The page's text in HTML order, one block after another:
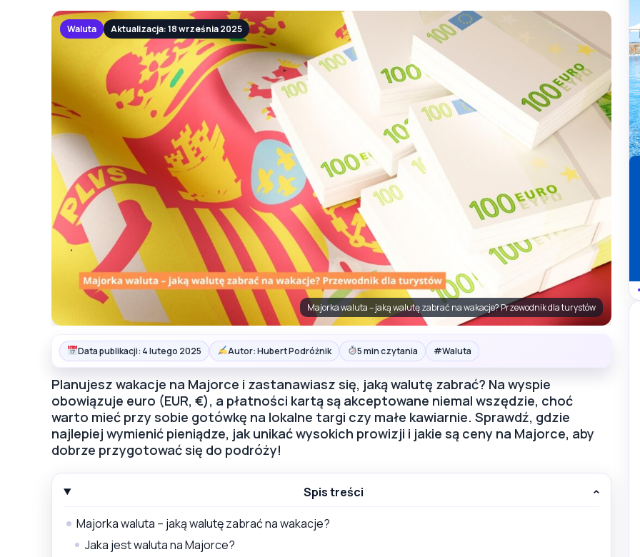
Waluta Aktualizacja: 18 września 2025
Majorka waluta – jaką walutę zabrać na wakacje? Przewodnik dla turystów
Data publikacji: 4 lutego 2025 Autor: Hubert Podróżnik 5 min czytania #Waluta
Planujesz wakacje na Majorce i zastanawiasz się, jaką walutę zabrać? Na wyspie
obowiązuje euro (EUR, €), a płatności kartą są akceptowane niemal wszędzie, choć
warto mieć przy sobie gotówkę na lokalne targi czy małe kawiarnie. Sprawdź, gdzie
najlepiej wymienić pieniądze, jak unikać wysokich prowizji i jakie są ceny na Majorce, aby
dobrze przygotować się do podróży!
Spis treści
Majorka waluta – jaką walutę zabrać na wakacje?
Jaka jest waluta na Majorce?